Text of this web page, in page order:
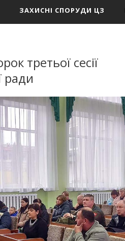
ЗАХИСНІ СПОРУДИ ЦЗ
третьої сесії
ради